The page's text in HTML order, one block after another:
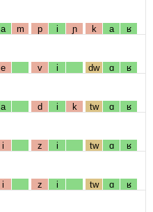
a m p i ɲ k a ʁ
e v i dw ɑ ʁ
a d i k tw ɑ ʁ
i z i tw ɑ ʁ
i z i tw ɑ ʁ